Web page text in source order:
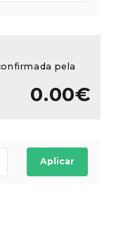
pela
0.00€
Aplicar